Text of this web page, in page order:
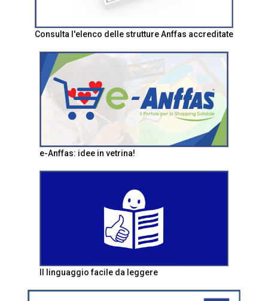
Consulta l'elenco delle strutture Anffas accreditate
e-Anffas: idee in vetrina!
Il linguaggio facile da leggere